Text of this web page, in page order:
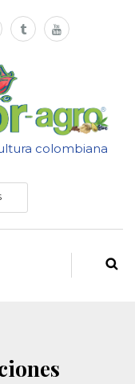
colombiana